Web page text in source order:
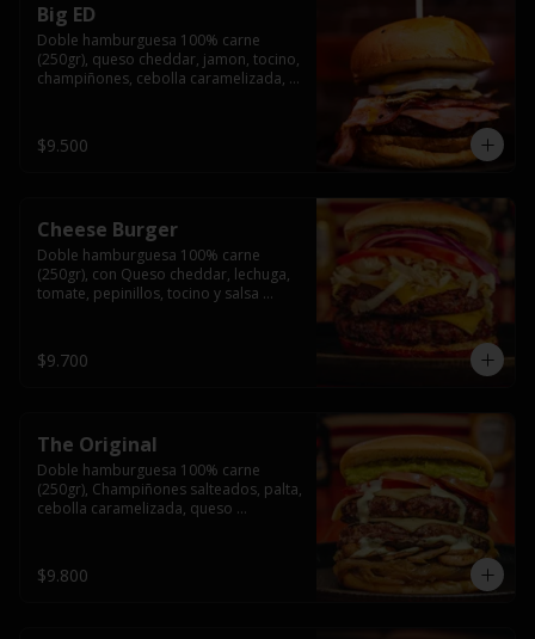
Big ED
Doble hamburguesa 100% carne
(250gr), queso cheddar, jamon, tocino,
champiñones, cebolla caramelizada,
$9.500
Cheese Burger
Doble hamburguesa 100% carne
(250gr), con Queso cheddar, lechuga,
tomate, pepinillos, tocino y salsa
$9.700
The Original
Doble hamburguesa 100% carne
(250gr), Champiñones salteados, palta,
cebolla caramelizada, queso
fritas.
$9.800